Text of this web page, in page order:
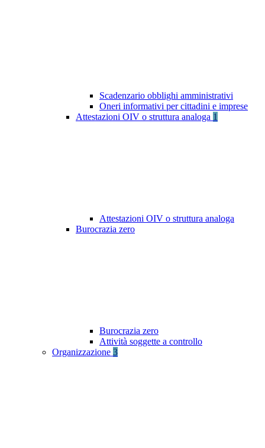
Scadenzario obblighi amministrativi
Oneri informativi per cittadini e imprese
Attestazioni OIV o struttura analoga 1
Attestazioni OIV o struttura analoga
Burocrazia zero
Burocrazia zero
Attività soggette a controllo
Organizzazione 3